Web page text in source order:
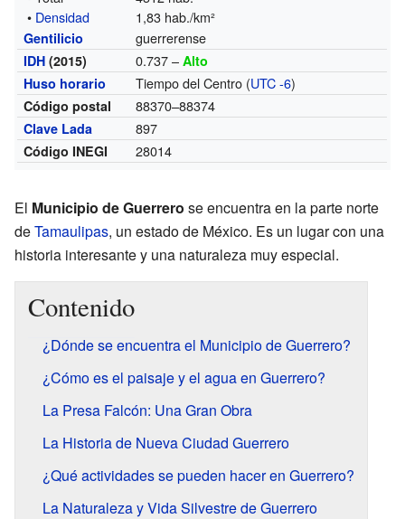
• Densidad 1,83 hab./km²
Gentilicio guerrerense
IDH (2015) 0.737 –Alto
Huso horario
Tiempo del Centro (UTC -6)
Código postal 88370–88374
Clave Lada 897
Código INEGI 28014
El Municipio de Guerrero se encuentra en la parte norte
deTamaulipas, un estado de México. Es un lugar con una
historia interesante y una naturaleza muy especial.
Contenido
¿Dónde se encuentra el Municipio de Guerrero?
¿Cómo es el paisaje y el agua en Guerrero?
La Presa Falcón: Una Gran Obra
La Historia de Nueva Ciudad Guerrero
¿Qué actividades se pueden hacer en Guerrero?
La Naturaleza y Vida Silvestre de Guerrero